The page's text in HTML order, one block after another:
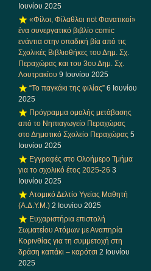
Ιουνίου 2025
«Φίλοι, Φίλαθλοι not Φανατικοί»
ένα συνεργατικό βιβλίο comic
ενάντια στην οπαδική βία από τις
Σχολικές Βιβλιοθήκες του Δημ. Σχ.
Περαχώρας και του 3ου Δημ. Σχ.
Λουτρακίου 9 Ιουνίου 2025
“Το παγκάκι της φιλίας” 6 Ιουνίου
2025
Πρόγραμμα ομαλής μετάβασης
από το Νηπιαγωγείο Περαχώρας
στο Δημοτικό Σχολείο Περαχώρας 5
Ιουνίου 2025
Εγγραφές στο Ολοήμερο Τμήμα
για το σχολικό έτος 2025-26 3
Ιουνίου 2025
Ατομικό Δελτίο Υγείας Μαθητή
(Α.Δ.Υ.Μ.) 2 Ιουνίου 2025
Ευχαριστήρια επιστολή
Σωματείου Ατόμων με Αναπηρία
Κορινθίας για τη συμμετοχή στη
δράση καπάκι – καρότσι 2 Ιουνίου
2025